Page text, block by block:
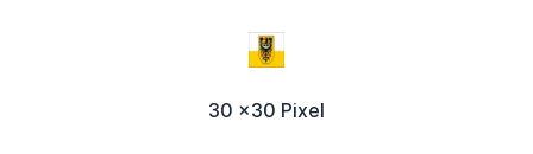
30 x30 Pixel